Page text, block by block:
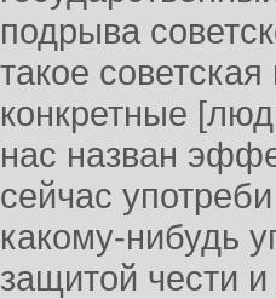
подрыва
такое
конкретные
нас назван
сейчас
какому-нибудь
защитой чести и